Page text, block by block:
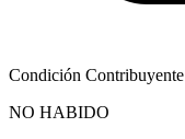
Condición Contribuyente
NO HABIDO